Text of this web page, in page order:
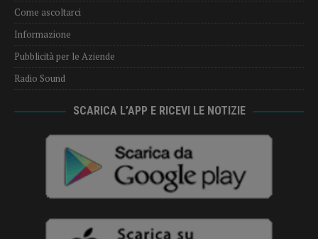
Come ascoltarci
Informazione
Pubblicità per le Aziende
Radio Sound
SCARICA L’APP E RICEVI LE NOTIZIE